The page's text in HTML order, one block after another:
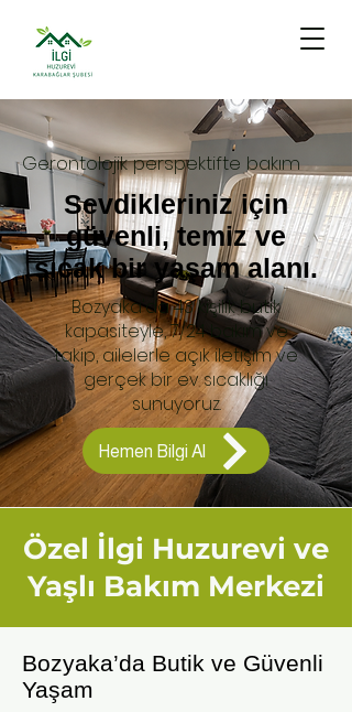
Gerontolojik perspektifte bakım
Sevdikleriniz için
güvenli, temiz ve
sıcak bir yaşam alanı.
Bozyaka'da 43 kişilik butik
kapasiteyle, 7/24 bakım ve
takip, ailelerle açık iletişim ve
gerçek bir ev sıcaklığı
sunuyoruz.
Hemen Bilgi Al
Özel İlgi Huzurevi ve
Yaşlı Bakım Merkezi
Bozyaka’da Butik ve Güvenli
Yaşam